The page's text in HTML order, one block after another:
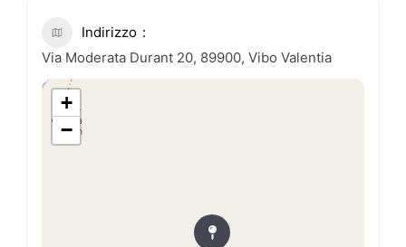
Indirizzo
Via Moderata Durant 20, 89900, Vibo Valentia
+
−